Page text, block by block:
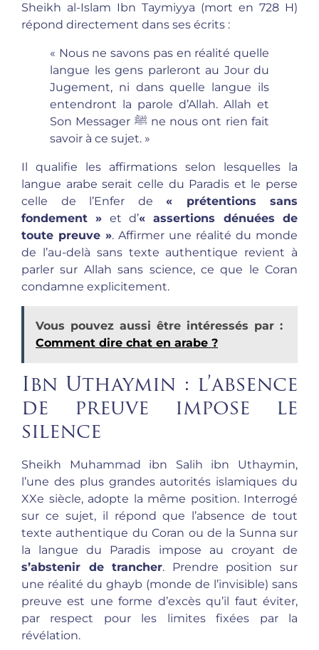
Sheikh al-Islam Ibn Taymiyya (mort en 728 H)
répond directement dans ses écrits :
« Nous ne savons pas en réalité quelle
langue les gens parleront au Jour du
Jugement, ni dans quelle langue ils
entendront la parole d’Allah. Allah et
Son Messager ﷺ ne nous ont rien fait
savoir à ce sujet. »
Il qualifie les affirmations selon lesquelles la
langue arabe serait celle du Paradis et le perse
celle de l’Enfer de « prétentions sans
fondement » et d’« assertions dénuées de
toute preuve ». Affirmer une réalité du monde
de l’au-delà sans texte authentique revient à
parler sur Allah sans science, ce que le Coran
condamne explicitement.
Vous pouvez aussi être intéressés par :
Comment dire chat en arabe ?
Ibn Uthaymin : l’absence
de preuve impose le
silence
Sheikh Muhammad ibn Salih ibn Uthaymin,
l’une des plus grandes autorités islamiques du
XXe siècle, adopte la même position. Interrogé
sur ce sujet, il répond que l’absence de tout
texte authentique du Coran ou de la Sunna sur
la langue du Paradis impose au croyant de
s’abstenir de trancher. Prendre position sur
une réalité du ghayb (monde de l’invisible) sans
preuve est une forme d’excès qu’il faut éviter,
par respect pour les limites fixées par la
révélation.